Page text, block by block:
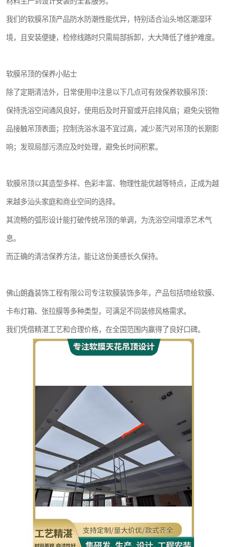
我们的软膜吊顶产品防水防潮性能优异，特别适合汕头地区潮湿环
境，且安装便捷，检修线路时只需局部拆卸，大大降低了维护难度。
软膜吊顶的保养小贴士
除了定期清洁外，日常使用中注意以下几点可有效保养软膜吊顶：
保持洗浴空间通风良好，使用后及时开窗或开启排风扇；避免尖锐物
品接触吊顶表面；控制洗浴水温不宜过高，减少蒸汽对吊顶的长期影
响；发现局部污渍应及时处理，避免长时间积累。
软膜吊顶以其造型多样、色彩丰富、物理性能优越等特点，正成为越
来越多汕头家庭和商业空间的选择。
其流畅的弧形设计能打破传统吊顶的单调，为洗浴空间增添艺术气
息。
而正确的清洁保养方法，能让这份美感长久保持。
佛山朗鑫装饰工程有限公司专注软膜装饰多年，产品包括喷绘软膜、
卡布灯箱、张拉膜等多种类型，可满足不同装修风格需求。
我们凭借精湛工艺和合理价格，在全国范围内赢得了良好口碑。